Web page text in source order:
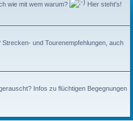
wie mit wem warum?
Hier steht's!
und Tourenempfehlungen, auch
Infos zu flüchtigen Begegnungen